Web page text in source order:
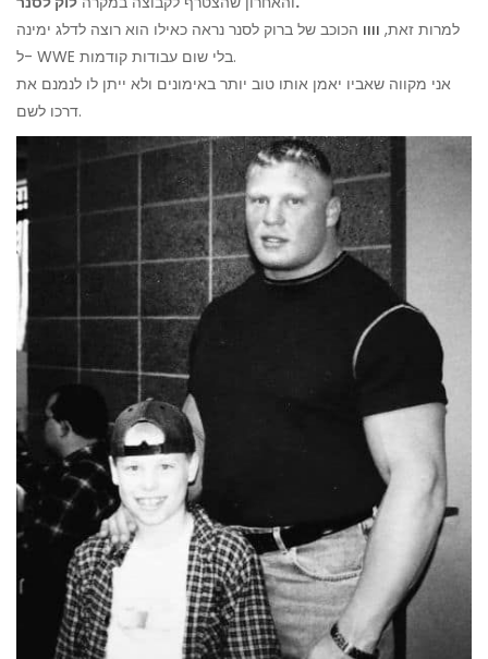
למרות זאת, וווו הכוכב של ברוק לסנר נראה כאילו הוא רוצה לדלג ימינה
ל- WWE בלי שום עבודות קודמות.
אני מקווה שאביו יאמן אותו טוב יותר באימונים ולא ייתן לו לנמנם את
דרכו לשם.